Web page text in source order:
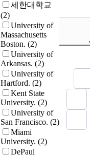
세한대학교
(2)
University of
Massachusetts
Boston. (2)
University of
Arkansas. (2)
University of
Hartford. (2)
Kent State
University. (2)
University of
San Francisco. (2)
Miami
University. (2)
DePaul